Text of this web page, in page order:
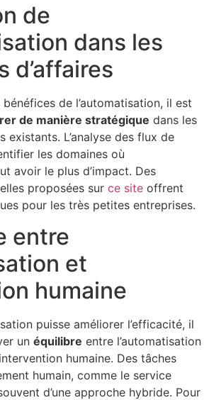
de
dans les
d’affaires
de l’automatisation, il est
de manière stratégique dans les
existants. L’analyse des flux de
les domaines où
avoir le plus d’impact. Des
proposées sur ce site offrent
pour les très petites entreprises.
entre
et
humaine
puisse améliorer l’efficacité, il
un équilibre entre l’automatisation
humaine. Des tâches
humain, comme le service
d’une approche hybride. Pour